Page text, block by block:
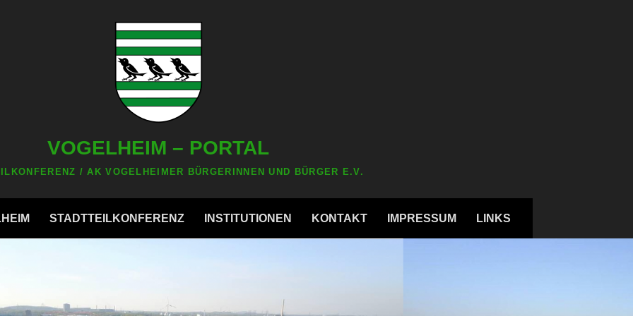
VOGELHEIM – PORTAL
/ AK VOGELHEIMER BÜRGERINNEN UND BÜRGER E.V.
STADTTEILKONFERENZ INSTITUTIONEN KONTAKT IMPRESSUM LINKS